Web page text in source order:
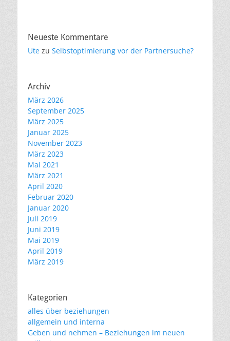
Neueste Kommentare
Ute zu Selbstoptimierung vor der Partnersuche?
Archiv
März 2026
September 2025
März 2025
Januar 2025
November 2023
März 2023
Mai 2021
März 2021
April 2020
Februar 2020
Januar 2020
Juli 2019
Juni 2019
Mai 2019
April 2019
März 2019
Kategorien
alles über beziehungen
allgemein und interna
Geben und nehmen – Beziehungen im neuen